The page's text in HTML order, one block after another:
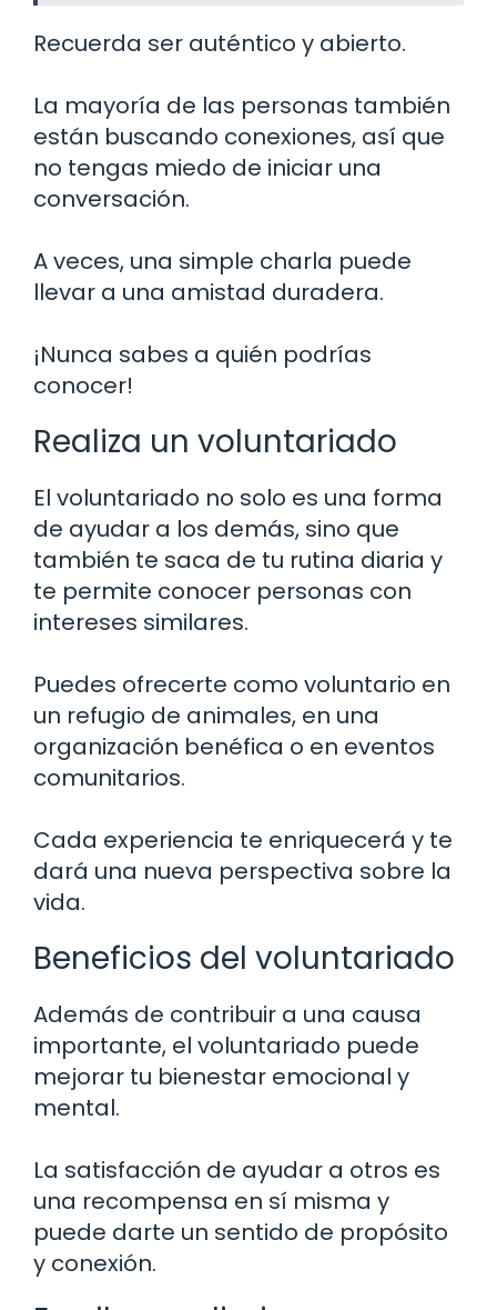
Recuerda ser auténtico y abierto.
La mayoría de las personas también
están buscando conexiones, así que
no tengas miedo de iniciar una
conversación.
A veces, una simple charla puede
llevar a una amistad duradera.
¡Nunca sabes a quién podrías
conocer!
Realiza un voluntariado
El voluntariado no solo es una forma
de ayudar a los demás, sino que
también te saca de tu rutina diaria y
te permite conocer personas con
intereses similares.
Puedes ofrecerte como voluntario en
un refugio de animales, en una
organización benéfica o en eventos
comunitarios.
Cada experiencia te enriquecerá y te
dará una nueva perspectiva sobre la
vida.
Beneficios del voluntariado
Además de contribuir a una causa
importante, el voluntariado puede
mejorar tu bienestar emocional y
mental.
La satisfacción de ayudar a otros es
una recompensa en sí misma y
puede darte un sentido de propósito
y conexión.